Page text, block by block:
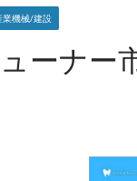
業機械/建設
ーナー